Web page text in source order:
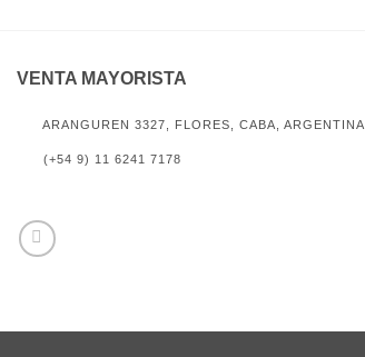
VENTA MAYORISTA
ARANGUREN 3327, FLORES, CABA, ARGENTINA
(+54 9) 11 6241 7178